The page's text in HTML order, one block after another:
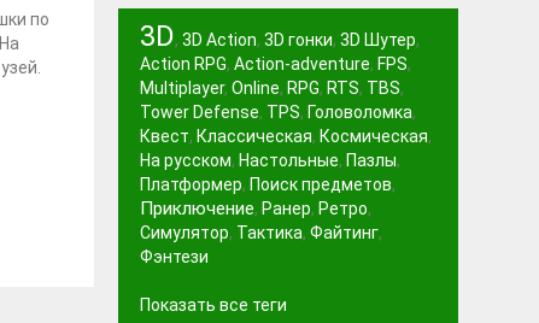
по
3D, 3D Action, 3D гонки, 3D Шутер,
Action RPG, Action-adventure, FPS,
Multiplayer, Online, RPG, RTS, TBS,
Tower Defense, TPS, Головоломка,
Квест, Классическая, Космическая,
На русском, Настольные, Пазлы,
Платформер, Поиск предметов,
Приключение, Ранер, Ретро,
Симулятор, Тактика, Файтинг,
Фэнтези
Показать все теги